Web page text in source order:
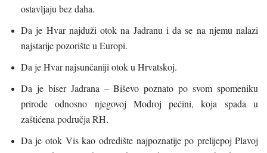
ostavljaju bez daha.
Da je Hvar najduži otok na Jadranu i da se na njemu nalazi
najstarije pozorište u Europi.
Da je Hvar najsunčaniji otok u Hrvatskoj.
Da je biser Jadrana –Biševo poznato po svom spomeniku
prirode odnosno njegovoj Modroj pećini, koja spada u
zaštićena područja RH.
Da je otok Vis kao odredište najpoznatije po prelijepoj Plavoj